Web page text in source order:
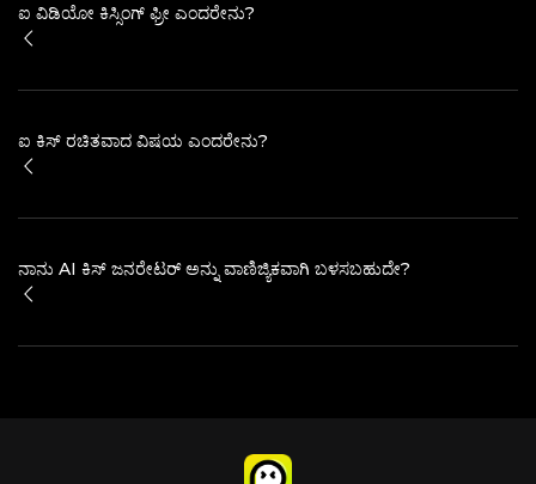
ಐ ವಿಡಿಯೋ ಕಿಸ್ಸಿಂಗ್ ಫ್ರೀ ಎಂದರೇನು?
ಐ ಕಿಸ್ ರಚಿತವಾದ ವಿಷಯ ಎಂದರೇನು?
ನಾನು AI ಕಿಸ್ ಜನರೇಟರ್ ಅನ್ನು ವಾಣಿಜ್ಯಿಕವಾಗಿ ಬಳಸಬಹುದೇ?